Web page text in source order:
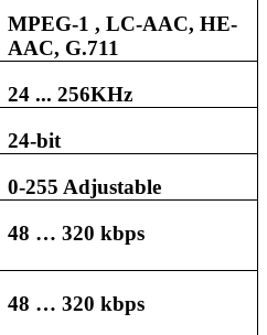
MPEG-1 , LC-AAC, HE-
AAC, G.711
24 ... 256KHz
24-bit
0-255 Adjustable
48 …320 kbps
48 … 320 kbps